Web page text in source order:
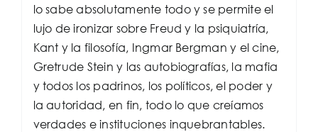
lo sabe absolutamente todo y se permite el
lujo de ironizar sobre Freud y la psiquiatría,
Kant y la filosofía, Ingmar Bergman y el cine,
Gretrude Stein y las autobiografías, la mafia
y todos los padrinos, los políticos, el poder y
la autoridad, en fin, todo lo que creíamos
verdades e instituciones inquebrantables.